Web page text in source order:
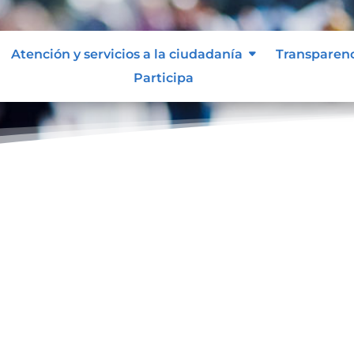
Atención y servicios a la ciudadanía
Participa